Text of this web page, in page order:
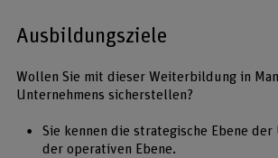
Ausbildungsziele
Wollen Sie mit dieser Weiterbildung in
Unternehmens sicherstellen?
Sie kennen die strategische Ebene
der operativen Ebene.